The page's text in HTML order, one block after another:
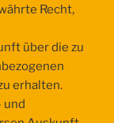
Recht,
über die zu
erhalten.
und